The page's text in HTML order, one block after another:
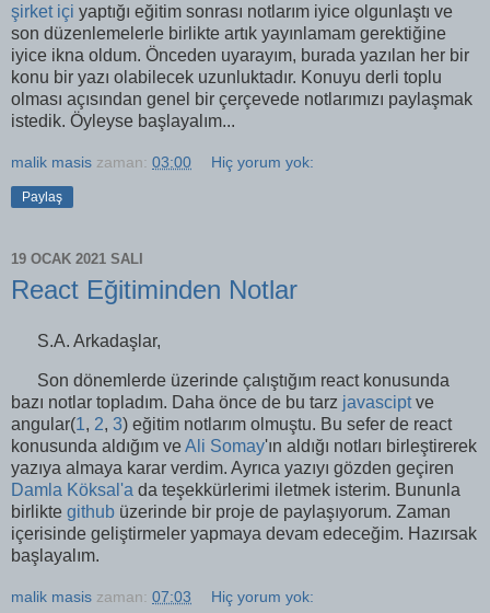
şirket içi yaptığı eğitim sonrası notlarım iyice olgunlaştı ve
son düzenlemelerle birlikte artık yayınlamam gerektiğine
iyice ikna oldum. Önceden uyarayım, burada yazılan her bir
konu bir yazı olabilecek uzunluktadır. Konuyu derli toplu
olması açısından genel bir çerçevede notlarımızı paylaşmak
istedik. Öyleyse başlayalım...
malik masis zaman: 03:00 Hiç yorum yok:
Paylaş
19 OCAK 2021 SALI
React Eğitiminden Notlar
S.A. Arkadaşlar,
Son dönemlerde üzerinde çalıştığım react konusunda
bazı notlar topladım. Daha önce de bu tarz javasciptve
angular(1, 2, 3) eğitim notlarım olmuştu. Bu sefer de react
konusunda aldığım veAli Somay'ın aldığı notları birleştirerek
yazıya almaya karar verdim. Ayrıca yazıyı gözden geçiren
Damla Köksal'a da teşekkürlerimi iletmek isterim. Bununla
birlikte github üzerinde bir proje de paylaşıyorum. Zaman
içerisinde geliştirmeler yapmaya devam edeceğim. Hazırsak
başlayalım.
malik masis zaman: 07:03 Hiç yorum yok: